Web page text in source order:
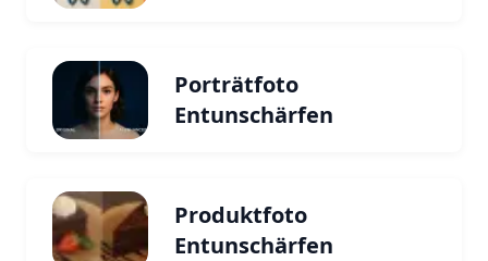
Porträtfoto
Entunschärfen
Produktfoto
Entunschärfen